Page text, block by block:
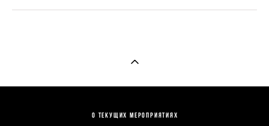
О текущих мероприятиях